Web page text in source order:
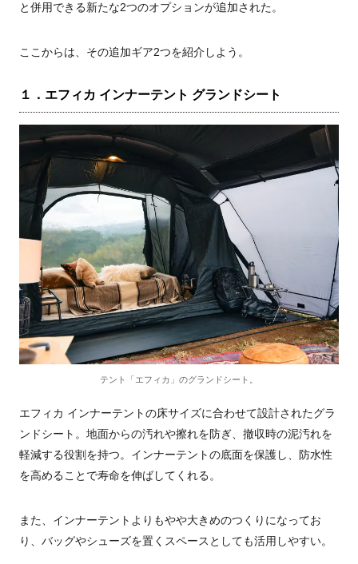
と併用できる新たな2つのオプションが追加された。
ここからは、その追加ギア2つを紹介しよう。
１．エフィカ インナーテント グランドシート
テント「エフィカ」のグランドシート。
エフィカ インナーテントの床サイズに合わせて設計されたグラ
ンドシート。地面からの汚れや擦れを防ぎ、撤収時の泥汚れを
軽減する役割を持つ。インナーテントの底面を保護し、防水性
を高めることで寿命を伸ばしてくれる。
また、インナーテントよりもやや大きめのつくりになってお
り、バッグやシューズを置くスペースとしても活用しやすい。